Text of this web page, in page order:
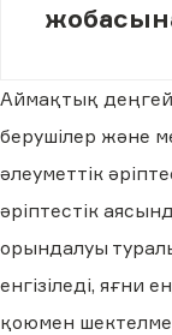
Аймақтық
берушілер және
әлеуметтік
әріптестік
орындалуы
енгізіледі, яғни
қоюмен